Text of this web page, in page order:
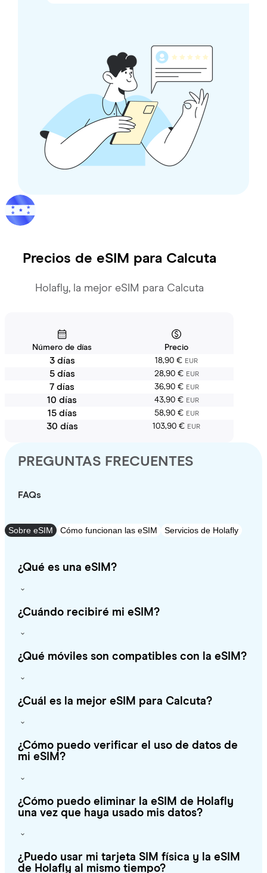
Precios de eSIM para Calcuta
Holafly, la mejor eSIM para Calcuta
Número de días Precio
3 días 18,90 € EUR
5 días 28,90 € EUR
7 días 36,90 € EUR
10 días 43,90 € EUR
15 días 58,90 € EUR
30 días 103,90 € EUR
PREGUNTAS FRECUENTES
FAQs
Sobre eSIM Cómo funcionan las eSIM Servicios de Holafly
¿Qué es una eSIM?
¿Cuándo recibiré mi eSIM?
¿Qué móviles son compatibles con la eSIM?
¿Cuál es la mejor eSIM para Calcuta?
¿Cómo puedo verificar el uso de datos de
mi eSIM?
¿Cómo puedo eliminar la eSIM de Holafly
una vez que haya usado mis datos?
¿Puedo usar mi tarjeta SIM física y la eSIM
de Holafly al mismo tiempo?